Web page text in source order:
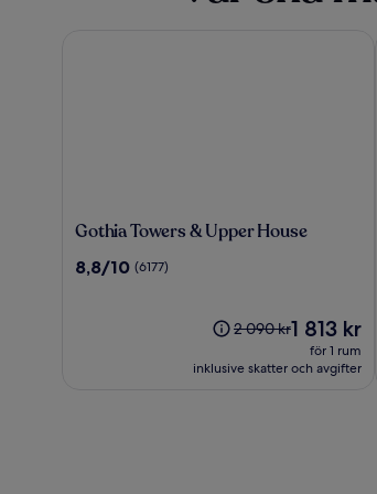
Gothia
&
Gothia Towers & Upper House
8.8
8,8/10 (6177)
Priset
2 090 kr,
2 090 krPriset
1 813 kr
1 813 kr
för 1 rum
inklusive skatter och avgifter